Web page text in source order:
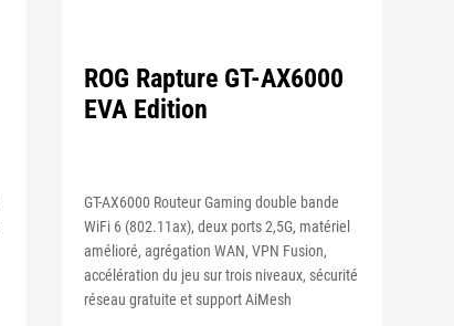
ROG Rapture GT-AX6000
EVA Edition
GT-AX6000 Routeur Gaming double bande
WiFi 6 (802.11ax), deux ports 2,5G, matériel
amélioré, agrégation WAN, VPN Fusion,
accélération du jeu sur trois niveaux, sécurité
réseau gratuite et support AiMesh